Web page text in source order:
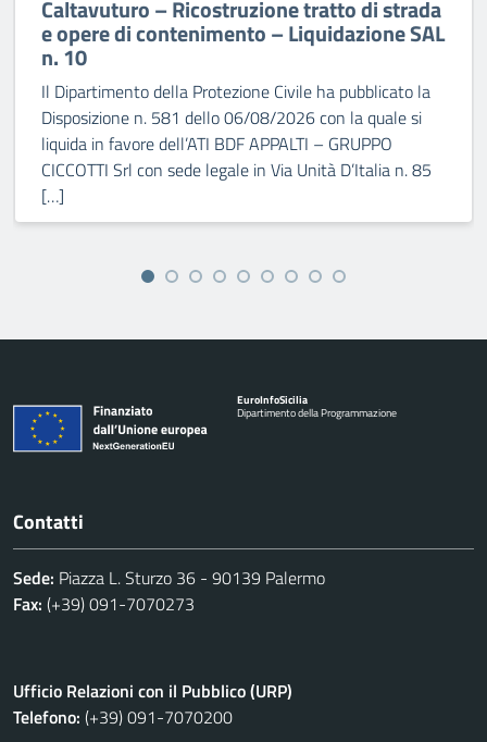
Caltavuturo – Ricostruzione tratto di strada
e opere di contenimento – Liquidazione SAL
n. 10
Il Dipartimento della Protezione Civile ha pubblicato la
Disposizione n. 581 dello 06/08/2026 con la quale si
liquida in favore dell’ATI BDF APPALTI – GRUPPO
CICCOTTI Srl con sede legale in Via Unità D’Italia n. 85
[…]
EuroInfoSicilia
Dipartimento della Programmazione
Contatti
Sede: Piazza L. Sturzo 36 - 90139 Palermo
Fax: (+39) 091-7070273
Ufficio Relazioni con il Pubblico (URP)
Telefono: (+39) 091-7070200